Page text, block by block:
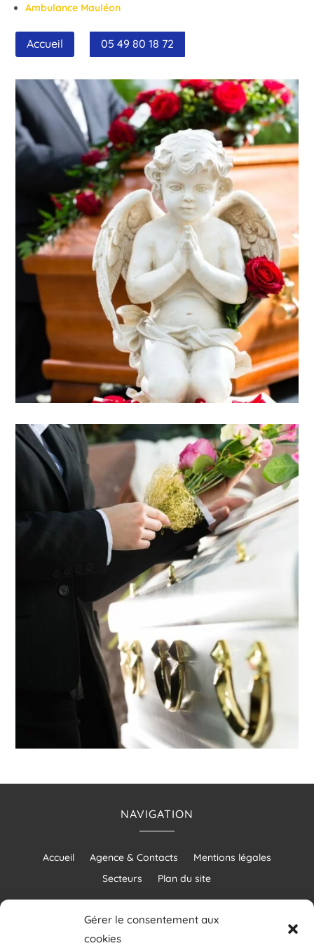
Gérer le consentement aux
cookies
Ambulance Mauléon
Accueil 05 49 80 18 72
NAVIGATION
Accueil Agence & Contacts
Mentions légales
Secteurs
Plan du site
RÉALISATION